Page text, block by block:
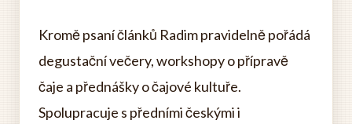
Kromě psaní článků Radim pravidelně pořádá
degustační večery, workshopy o přípravě
čaje a přednášky o čajové kultuře.
Spolupracuje s předními českými i